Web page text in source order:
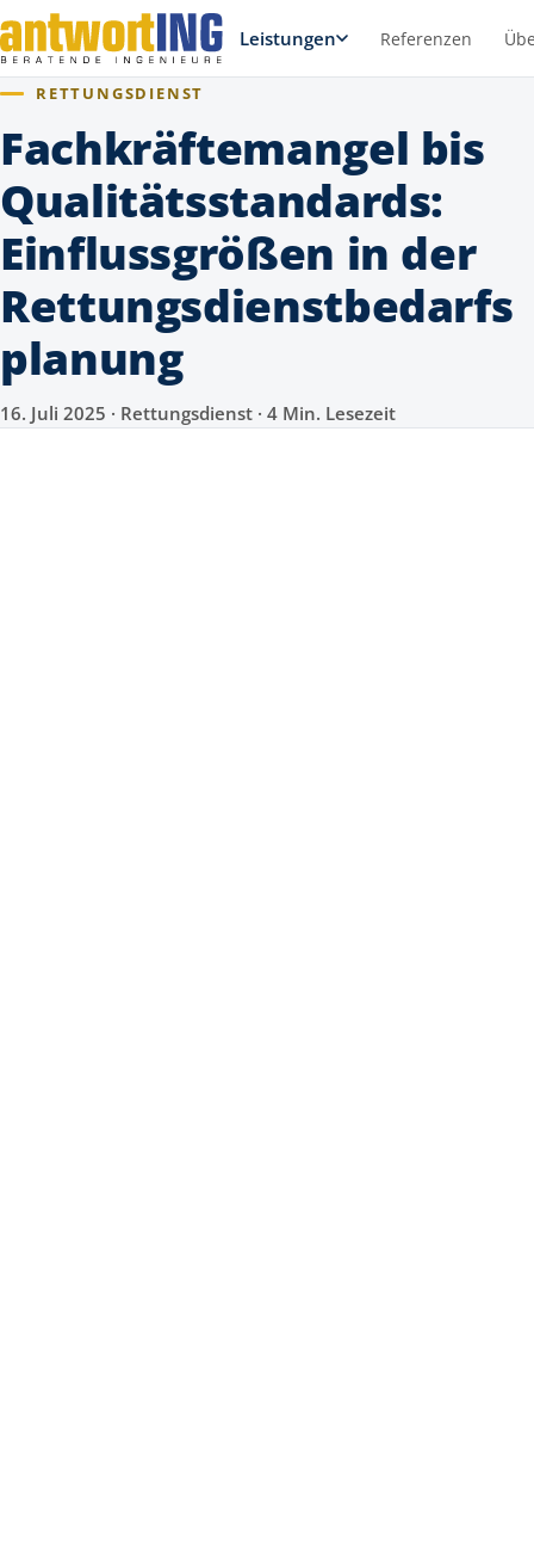
Leistungen Referenzen
RETTUNGSDIENST
Fachkräftemangel bis
Qualitätsstandards:
Einflussgrößen in der
Rettungsdienstbedarfs
planung
16. Juli 2025 · Rettungsdienst · 4 Min. Lesezeit